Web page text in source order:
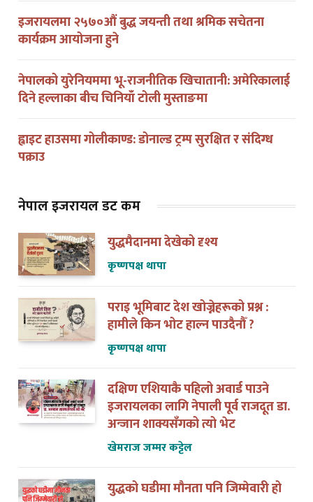
इजरायलमा २५७०औं बुद्ध जयन्ती तथा श्रमिक सचेतना
कार्यक्रम आयोजना हुने
नेपालको युरेनियममा भू-राजनीतिक खिचातानी: अमेरिकालाई
दिने हल्लाका बीच चिनियाँ टोली मुस्ताङमा
ह्वाइट हाउसमा गोलीकाण्ड: डोनाल्ड ट्रम्प सुरक्षित र संदिग्ध
पक्राउ
नेपाल इजरायल डट कम
युद्धमैदानमा देखेको दृश्य
कृष्णपक्ष थापा
पराइ भूमिबाट देश खोज्नेहरूको प्रश्न :
हामीले किन भोट हाल्न पाउदैनौँ ?
कृष्णपक्ष थापा
दक्षिण एशियाकै पहिलो अवार्ड पाउने
इजरायलका लागि नेपाली पूर्व राजदूत डा.
अन्जान शाक्यसँगको त्यो भेट
खेमराज जम्मर कट्टेल
युद्धको घडीमा मौनता पनि जिम्मेवारी हो